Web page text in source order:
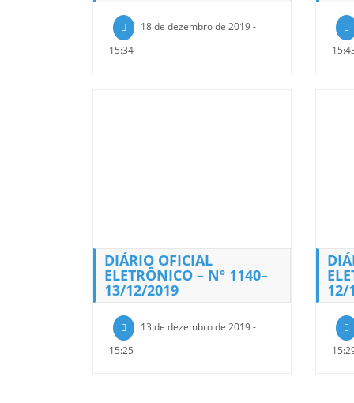
18 de dezembro de 2019 -
15:34
DIÁRIO OFICIAL
ELETRÔNICO – Nº 1140–
13/12/2019
13 de dezembro de 2019 -
15:25
12/